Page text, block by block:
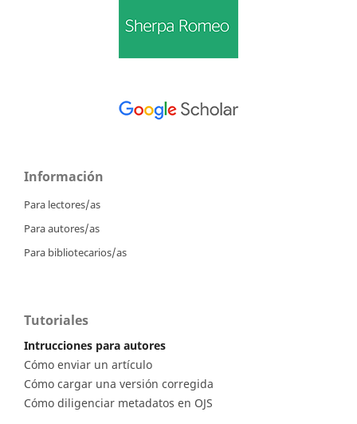
Información
Para lectores/as
Para autores/as
Para bibliotecarios/as
Tutoriales
Intrucciones para autores
Cómo enviar un artículo
Cómo cargar una versión corregida
Cómo diligenciar metadatos en OJS